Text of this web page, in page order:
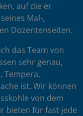
auf die er
Mal-,
Dozentenseiten.
das Team von
sehr genau,
Tempera,
ist. Wir können
von dem
bieten für fast jede